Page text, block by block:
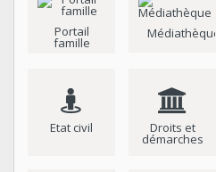
Portail
famille
Médiathèque
Etat civil Droits et
démarches